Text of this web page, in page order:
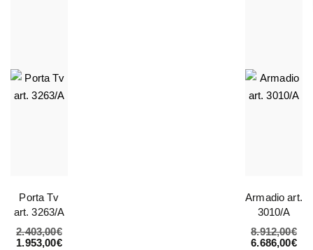
Porta Tv
art. 3263/A
2.403,00€
1.953,00€
Armadio art.
3010/A
8.912,00€
6.686,00€